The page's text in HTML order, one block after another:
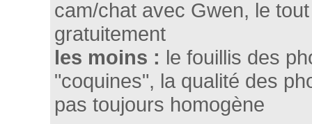
cam/chat avec Gwen, le
gratuitement
les moins : le fouillis des
"coquines", la qualité des
pas toujours homogène